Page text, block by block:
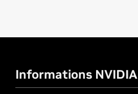
Informations NVIDIA